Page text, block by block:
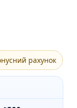
рахунок